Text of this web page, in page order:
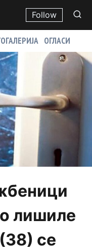
Follow
ОГЛАСИ
лишиле
се